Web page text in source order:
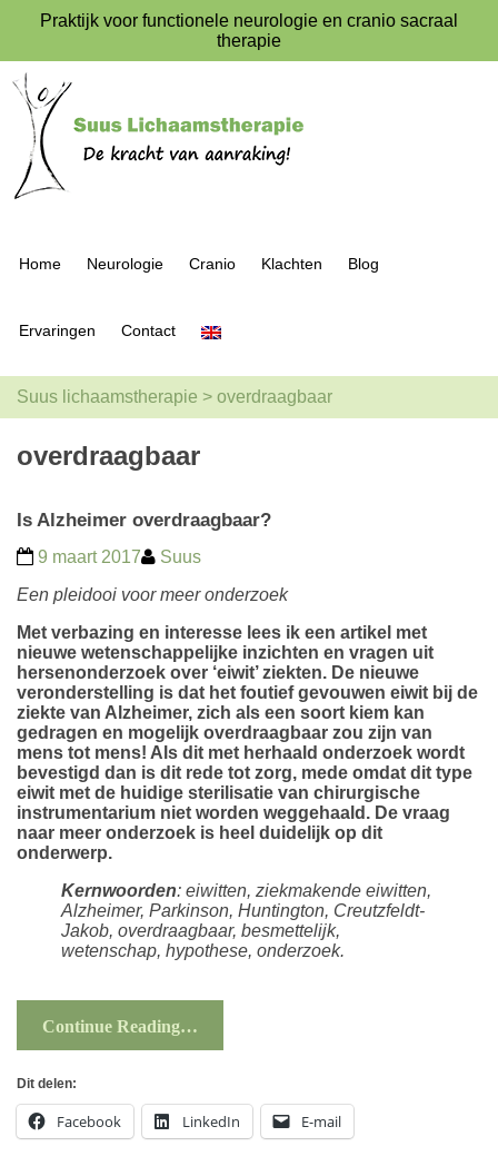
Praktijk voor functionele neurologie en cranio sacraal
therapie
Home Neurologie Cranio Klachten Blog
Ervaringen Contact
Suus lichaamstherapie > overdraagbaar
overdraagbaar
Is Alzheimer overdraagbaar?
9 maart 2017
Suus
Een pleidooi voor meer onderzoek
Met verbazing en interesse lees ik een artikel met
nieuwe wetenschappelijke inzichten en vragen uit
hersenonderzoek over ‘eiwit’ ziekten. De nieuwe
veronderstelling is dat het foutief gevouwen eiwit bij de
ziekte van Alzheimer, zich als een soort kiem kan
gedragen en mogelijk overdraagbaar zou zijn van
mens tot mens! Als dit met herhaald onderzoek wordt
bevestigd dan is dit rede tot zorg, mede omdat dit type
eiwit met de huidige sterilisatie van chirurgische
instrumentarium niet worden weggehaald. De vraag
naar meer onderzoek is heel duidelijk op dit
onderwerp.
Kernwoorden: eiwitten, ziekmakende eiwitten,
Alzheimer, Parkinson, Huntington, Creutzfeldt-
Jakob, overdraagbaar, besmettelijk,
wetenschap, hypothese, onderzoek.
Continue Reading…
Dit delen:
Facebook LinkedIn E-mail